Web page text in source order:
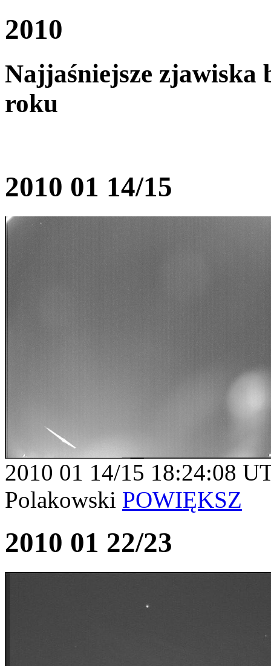
2010
Najjaśniejsze zjawiska
roku
2010 01 14/15
2010 01 14/15 18:24:08
Polakowski POWIĘKSZ
2010 01 22/23